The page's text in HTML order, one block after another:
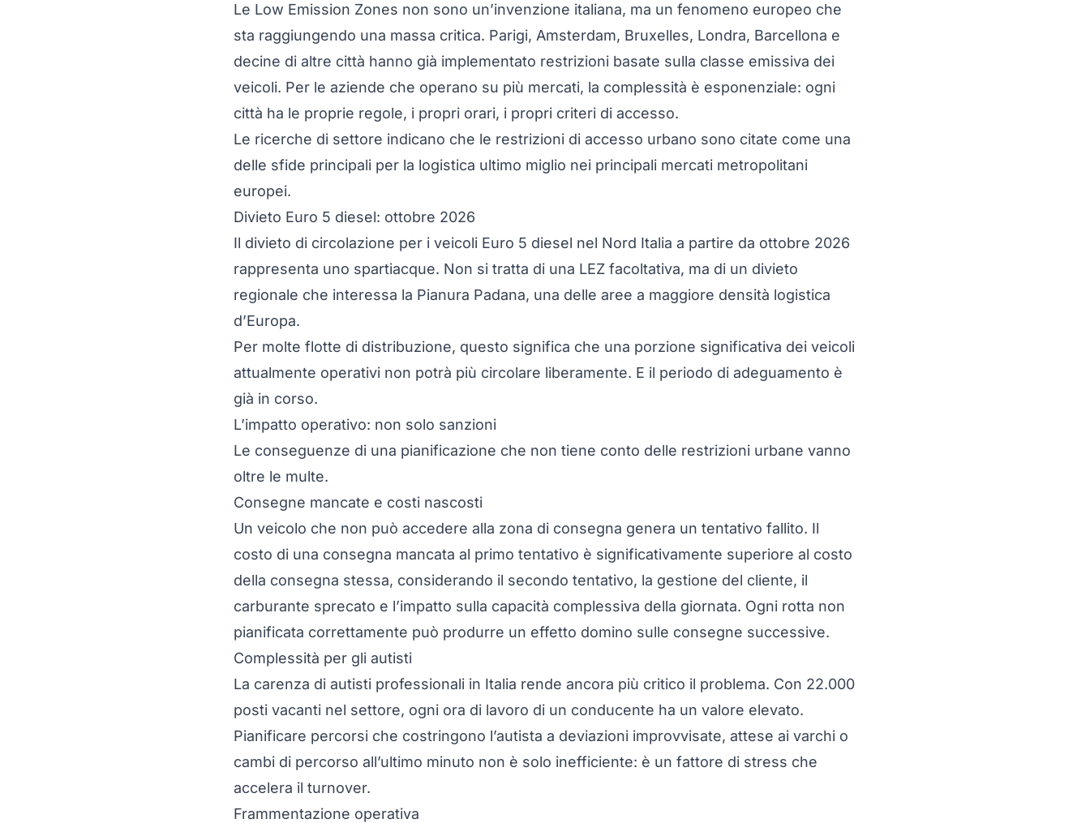
Le Low Emission Zones non sono un’invenzione italiana, ma un fenomeno europeo che
sta raggiungendo una massa critica. Parigi, Amsterdam, Bruxelles, Londra, Barcellona e
decine di altre città hanno già implementato restrizioni basate sulla classe emissiva dei
veicoli. Per le aziende che operano su più mercati, la complessità è esponenziale: ogni
città ha le proprie regole, i propri orari, i propri criteri di accesso.
Le ricerche di settore indicano che le restrizioni di accesso urbano sono citate come una
delle sfide principali per la logistica ultimo miglio nei principali mercati metropolitani
europei.
Divieto Euro 5 diesel: ottobre 2026
Il divieto di circolazione per i veicoli Euro 5 diesel nel Nord Italia a partire da ottobre 2026
rappresenta uno spartiacque. Non si tratta di una LEZ facoltativa, ma di un divieto
regionale che interessa la Pianura Padana, una delle aree a maggiore densità logistica
d’Europa.
Per molte flotte di distribuzione, questo significa che una porzione significativa dei veicoli
attualmente operativi non potrà più circolare liberamente. E il periodo di adeguamento è
già in corso.
L’impatto operativo: non solo sanzioni
Le conseguenze di una pianificazione che non tiene conto delle restrizioni urbane vanno
oltre le multe.
Consegne mancate e costi nascosti
Un veicolo che non può accedere alla zona di consegna genera un tentativo fallito. Il
costo di una consegna mancata al primo tentativo è significativamente superiore al costo
della consegna stessa, considerando il secondo tentativo, la gestione del cliente, il
carburante sprecato e l’impatto sulla capacità complessiva della giornata. Ogni rotta non
pianificata correttamente può produrre un effetto domino sulle consegne successive.
Complessità per gli autisti
La carenza di autisti professionali in Italia rende ancora più critico il problema. Con 22.000
posti vacanti nel settore, ogni ora di lavoro di un conducente ha un valore elevato.
Pianificare percorsi che costringono l’autista a deviazioni improvvisate, attese ai varchi o
cambi di percorso all’ultimo minuto non è solo inefficiente: è un fattore di stress che
accelera il turnover.
Frammentazione operativa